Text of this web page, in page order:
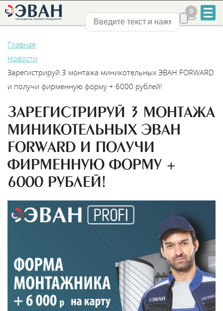
831
2-
888-
555
Сервис
Найти магазин
Нижний Новгород
0
0
Главная
Новости
Зарегистрируй 3 монтажа миникотельных ЭВАН FORWARD
и получи фирменную форму + 6000 рублей!
ЗАРЕГИСТРИРУЙ 3 МОНТАЖА
МИНИКОТЕЛЬНЫХ ЭВАН
FORWARD И ПОЛУЧИ
ФИРМЕННУЮ ФОРМУ +
6000 РУБЛЕЙ!